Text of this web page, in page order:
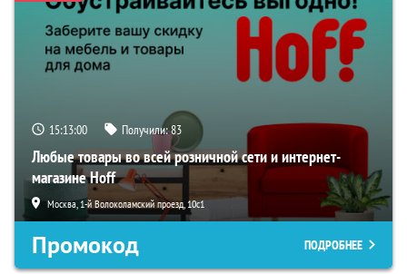
15:12:59 Получили:83
Любые товары во всей розничной сети и интернет-
магазине Hoff
Москва, 1-й Волоколамский проезд, 10с1
Промокод ПОДРОБНЕЕ